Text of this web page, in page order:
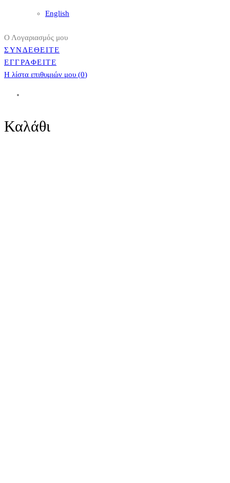
English
Ο Λογαριασμός μου
ΣΥΝΔΕΘΕΙΤΕ
ΕΓΓΡΑΦΕΙΤΕ
Η λίστα επιθυμιών μου (0)
Καλάθι